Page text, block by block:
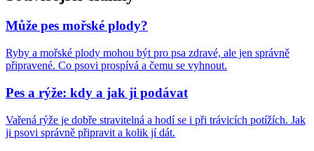
Může pes mořské plody?
Ryby a mořské plody mohou být pro psa zdravé, ale jen správně
připravené. Co psovi prospívá a čemu se vyhnout.
Pes a rýže: kdy a jak ji podávat
Vařená rýže je dobře stravitelná a hodí se i při trávicích potížích. Jak
ji psovi správně připravit a kolik jí dát.